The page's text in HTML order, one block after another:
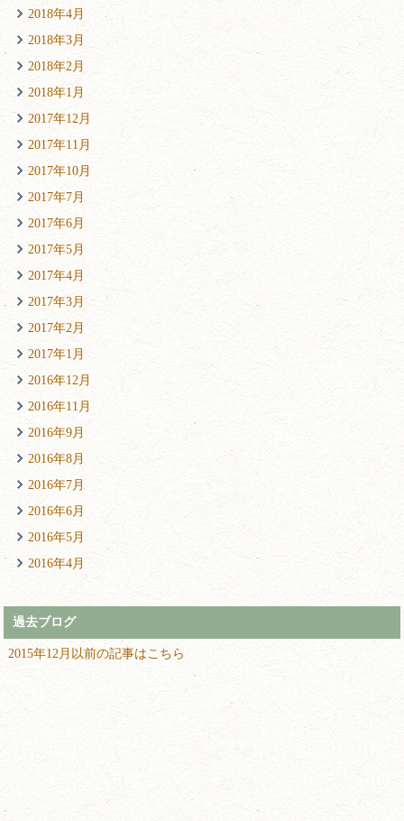
2018年4月
2018年3月
2018年2月
2018年1月
2017年12月
2017年11月
2017年10月
2017年7月
2017年6月
2017年5月
2017年4月
2017年3月
2017年2月
2017年1月
2016年12月
2016年11月
2016年9月
2016年8月
2016年7月
2016年6月
2016年5月
2016年4月
過去ブログ
2015年12月以前の記事はこちら